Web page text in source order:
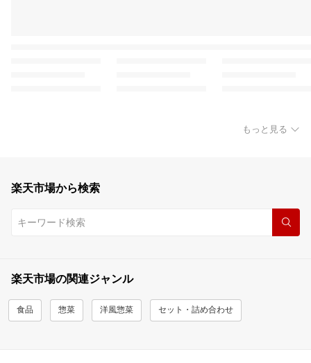
もっと見る
楽天市場から検索
楽天市場の関連ジャンル
食品 惣菜 洋風惣菜 セット・詰め合わせ